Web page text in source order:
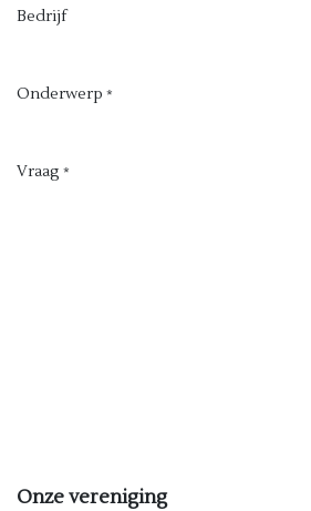
Bedrijf
Onderwerp *
Vraag *
Onze vereniging